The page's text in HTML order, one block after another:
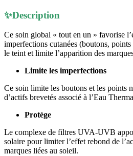
✨Description
Ce soin global « tout en un » favorise
imperfections cutanées (boutons,
le teint et limite l’apparition des
Limite les imperfections
Ce soin limite les boutons et les points
d’actifs brevetés associé à l’Eau
Protège
Le complexe de filtres UVA-UVB
solaire pour limiter l’effet rebond de
marques liées au soleil.